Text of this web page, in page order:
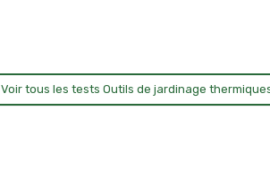
Voir tous les tests Outils de jardinage